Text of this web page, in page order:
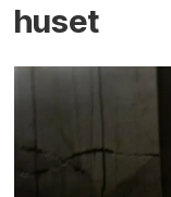
huset